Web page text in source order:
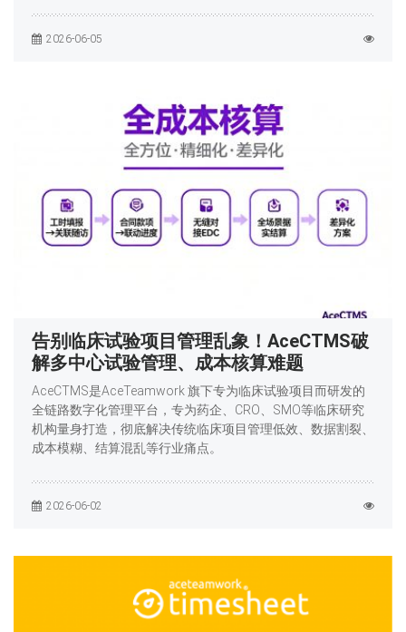
2026-06-05
告别临床试验项目管理乱象！AceCTMS破
解多中心试验管理、成本核算难题
AceCTMS是AceTeamwork 旗下专为临床试验项目而研发的
全链路数字化管理平台，专为药企、CRO、SMO等临床研究
机构量身打造，彻底解决传统临床项目管理低效、数据割裂、
成本模糊、结算混乱等行业痛点。
2026-06-02